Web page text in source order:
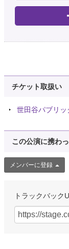
チケット取扱い
世田谷パブリッ
この公演に携わ
メンバーに登録
トラックバック